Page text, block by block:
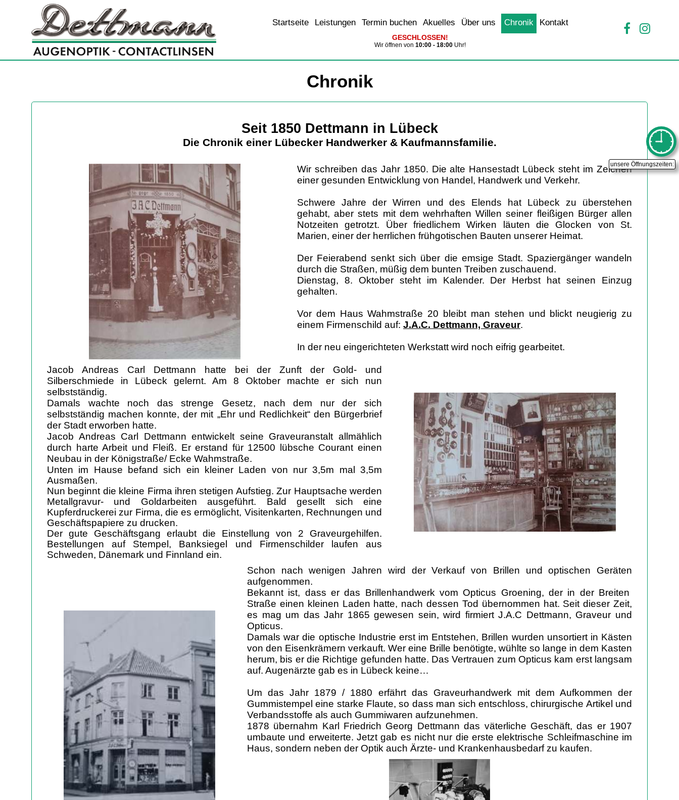
Startseite Leistungen Termin buchen Akuelles Über uns Chronik Kontakt
GESCHLOSSEN!
Wir öffnen von10:00 - 18:00 Uhr!
Chronik
Seit 1850 Dettmann in Lübeck
Die Chronik einer Lübecker Handwerker & Kaufmannsfamilie.
Wir schreiben das Jahr 1850. Die alte Hansestadt Lübeck steht im Zeichen
einer gesunden Entwicklung von Handel, Handwerk und Verkehr.
Schwere Jahre der Wirren und des Elends hat Lübeck zu überstehen
gehabt, aber stets mit dem wehrhaften Willen seiner fleißigen Bürger allen
Notzeiten getrotzt. Über friedlichem Wirken läuten die Glocken von St.
Marien, einer der herrlichen frühgotischen Bauten unserer Heimat.
Der Feierabend senkt sich über die emsige Stadt. Spaziergänger wandeln
durch die Straßen, müßig dem bunten Treiben zuschauend.
Dienstag, 8. Oktober steht im Kalender. Der Herbst hat seinen Einzug
gehalten.
Vor dem Haus Wahmstraße 20 bleibt man stehen und blickt neugierig zu
einem Firmenschild auf: J.A.C. Dettmann, Graveur.
In der neu eingerichteten Werkstatt wird noch eifrig gearbeitet.
Jacob Andreas Carl Dettmann hatte bei der Zunft der Gold- und
Silberschmiede in Lübeck gelernt. Am 8 Oktober machte er sich nun
selbstständig.
Damals wachte noch das strenge Gesetz, nach dem nur der sich
selbstständig machen konnte, der mit „Ehr und Redlichkeit“ den Bürgerbrief
der Stadt erworben hatte.
Jacob Andreas Carl Dettmann entwickelt seine Graveuranstalt allmählich
durch harte Arbeit und Fleiß. Er erstand für 12500 lübsche Courant einen
Neubau in der Königstraße/ Ecke Wahmstraße.
Unten im Hause befand sich ein kleiner Laden von nur 3,5m mal 3,5m
Ausmaßen.
Nun beginnt die kleine Firma ihren stetigen Aufstieg. Zur Hauptsache werden
Metallgravur- und Goldarbeiten ausgeführt. Bald gesellt sich eine
Kupferdruckerei zur Firma, die es ermöglicht, Visitenkarten, Rechnungen und
Geschäftspapiere zu drucken.
Der gute Geschäftsgang erlaubt die Einstellung von 2 Graveurgehilfen.
Bestellungen auf Stempel, Banksiegel und Firmenschilder laufen aus
Schweden, Dänemark und Finnland ein.
Schon nach wenigen Jahren wird der Verkauf von Brillen und optischen Geräten
aufgenommen.
Bekannt ist, dass er das Brillenhandwerk vom Opticus Groening, der in der Breiten
Straße einen kleinen Laden hatte, nach dessen Tod übernommen hat. Seit dieser Zeit,
es mag um das Jahr 1865 gewesen sein, wird firmiert J.A.C Dettmann, Graveur und
Opticus.
Damals war die optische Industrie erst im Entstehen, Brillen wurden unsortiert in Kästen
von den Eisenkrämern verkauft. Wer eine Brille benötigte, wühlte so lange in dem Kasten
herum, bis er die Richtige gefunden hatte. Das Vertrauen zum Opticus kam erst langsam
auf. Augenärzte gab es in Lübeck keine…
Um das Jahr 1879 / 1880 erfährt das Graveurhandwerk mit dem Aufkommen der
Gummistempel eine starke Flaute, so dass man sich entschloss, chirurgische Artikel und
Verbandsstoffe als auch Gummiwaren aufzunehmen.
1878 übernahm Karl Friedrich Georg Dettmann das väterliche Geschäft, das er 1907
umbaute und erweiterte. Jetzt gab es nicht nur die erste elektrische Schleifmaschine im
Haus, sondern neben der Optik auch Ärzte- und Krankenhausbedarf zu kaufen.
unsere Öffnungszeiten: